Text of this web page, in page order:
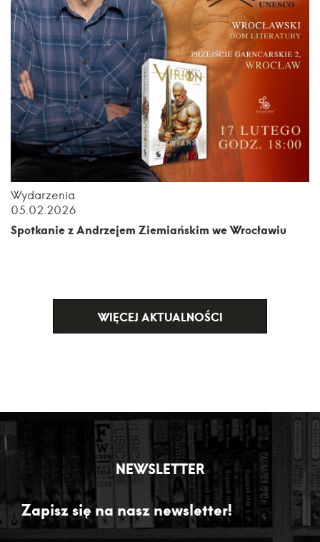
Wydarzenia
05.02.2026
Spotkanie z Andrzejem Ziemiańskim we Wrocławiu
WIĘCEJ AKTUALNOŚCI
NEWSLETTER
Zapisz się na nasz newsletter!